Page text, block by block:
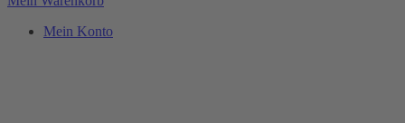
Mein Konto